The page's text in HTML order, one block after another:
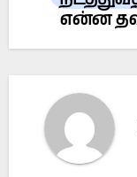
என்ன